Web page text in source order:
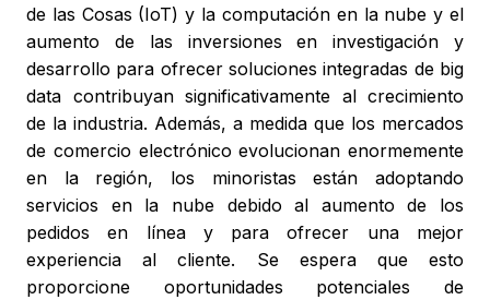
de las Cosas (IoT) y la computación en la nube y el
aumento de las inversiones en investigación y
desarrollo para ofrecer soluciones integradas de big
data contribuyan significativamente al crecimiento
de la industria. Además, a medida que los mercados
de comercio electrónico evolucionan enormemente
en la región, los minoristas están adoptando
servicios en la nube debido al aumento de los
pedidos en línea y para ofrecer una mejor
experiencia al cliente. Se espera que esto
proporcione oportunidades potenciales de